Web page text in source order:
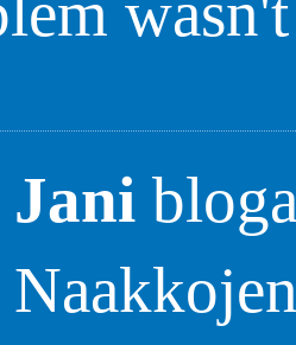
Jani